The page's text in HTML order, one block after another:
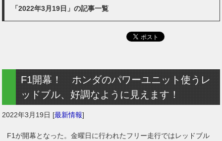
「2022年3月19日」の記事一覧
F1開幕！ ホンダのパワーユニット使うレ
ッドブル、好調なように見えます！
2022年3月19日 [最新情報]
F1が開幕となった。金曜日に行われたフリー走行ではレッドブル